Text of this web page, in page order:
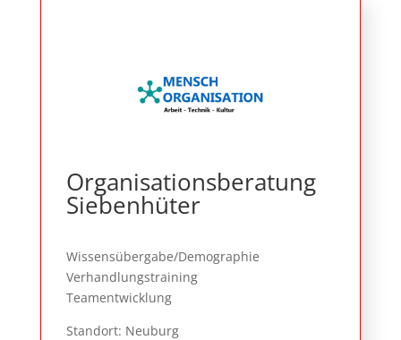
Organisationsberatung
Siebenhüter
Wissensübergabe/Demographie
Verhandlungstraining
Teamentwicklung
Standort: Neuburg